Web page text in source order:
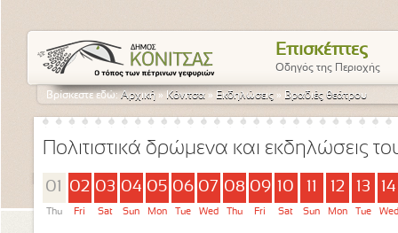
Επισκέπτες
Οδηγός της Περιοχής
Βρίσκεστε εδώ:Αρχική » Κόνιτσα » Εκδηλώσεις » Βραδιές θεάτρου
Πολιτιστικά δρώμενα και εκδηλώσεις
01
Thu
02
Fri
03
Sat
04
Sun
05
Mon
06
Tue
07
Wed
08
Thu
09
Fri
10
Sat Sun
12
Mon
13
Tue
14
Wed